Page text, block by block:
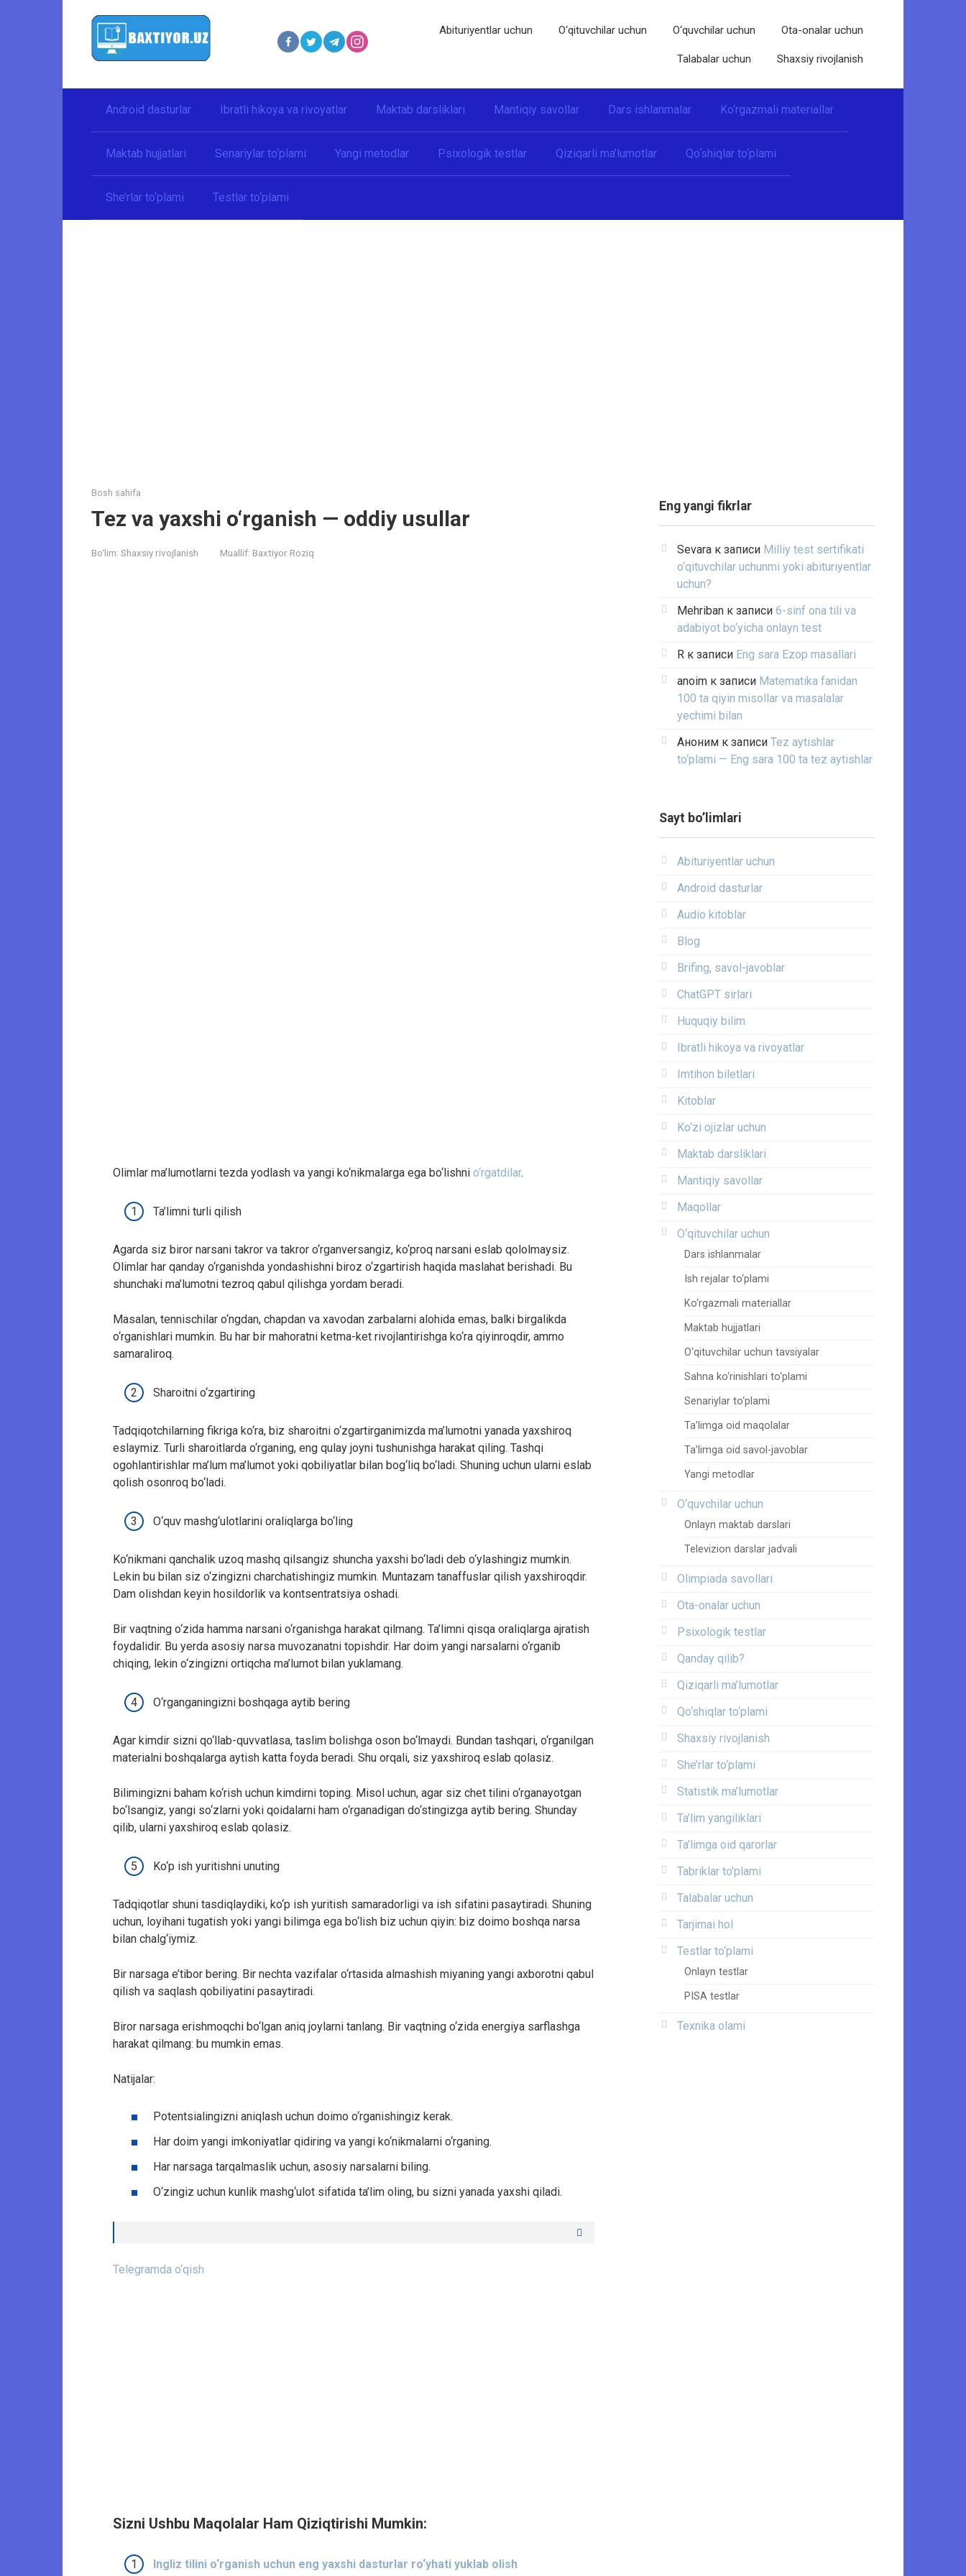
Abituriyentlar uchun O‘qituvchilar uchun O‘quvchilar uchun Ota-onalar uchun
Talabalar uchun Shaxsiy rivojlanish
Android dasturlar Ibratli hikoya va rivoyatlar Maktab darsliklari Mantiqiy savollar Dars ishlanmalar Ko‘rgazmali materiallar
Maktab hujjatlari Senariylar to‘plami Yangi metodlar Psixologik testlar Qiziqarli ma’lumotlar Qo‘shiqlar to‘plami
She’rlar to‘plami Testlar to‘plami
Bosh sahifa
Tez va yaxshi o‘rganish — oddiy usullar
Bo‘lim: Shaxsiy rivojlanish Muallif: Baxtiyor Roziq
Olimlar ma’lumotlarni tezda yodlash va yangi ko‘nikmalarga ega bo‘lishni o‘rgatdilar.
Ta’limni turli qilish
Agarda siz biror narsani takror va takror o‘rganversangiz, ko‘proq narsani eslab qololmaysiz.
Olimlar har qanday o‘rganishda yondashishni biroz o‘zgartirish haqida maslahat berishadi. Bu
shunchaki ma’lumotni tezroq qabul qilishga yordam beradi.
Masalan, tennischilar o‘ngdan, chapdan va xavodan zarbalarni alohida emas, balki birgalikda
o‘rganishlari mumkin. Bu har bir mahoratni ketma-ket rivojlantirishga ko‘ra qiyinroqdir, ammo
samaraliroq.
Sharoitni o‘zgartiring
Tadqiqotchilarning fikriga ko‘ra, biz sharoitni o‘zgartirganimizda ma’lumotni yanada yaxshiroq
eslaymiz. Turli sharoitlarda o‘rganing, eng qulay joyni tushunishga harakat qiling. Tashqi
ogohlantirishlar ma’lum ma’lumot yoki qobiliyatlar bilan bog‘liq bo‘ladi. Shuning uchun ularni eslab
qolish osonroq bo‘ladi.
O‘quv mashg‘ulotlarini oraliqlarga bo‘ling
Ko‘nikmani qanchalik uzoq mashq qilsangiz shuncha yaxshi bo‘ladi deb o‘ylashingiz mumkin.
Lekin bu bilan siz o‘zingizni charchatishingiz mumkin. Muntazam tanaffuslar qilish yaxshiroqdir.
Dam olishdan keyin hosildorlik va kontsentratsiya oshadi.
Bir vaqtning o‘zida hamma narsani o‘rganishga harakat qilmang. Ta’limni qisqa oraliqlarga ajratish
foydalidir. Bu yerda asosiy narsa muvozanatni topishdir. Har doim yangi narsalarni o‘rganib
chiqing, lekin o‘zingizni ortiqcha ma’lumot bilan yuklamang.
O‘rganganingizni boshqaga aytib bering
Agar kimdir sizni qo‘llab-quvvatlasa, taslim bolishga oson bo‘lmaydi. Bundan tashqari, o‘rganilgan
materialni boshqalarga aytish katta foyda beradi. Shu orqali, siz yaxshiroq eslab qolasiz.
Bilimingizni baham ko‘rish uchun kimdirni toping. Misol uchun, agar siz chet tilini o‘rganayotgan
bo‘lsangiz, yangi so‘zlarni yoki qoidalarni ham o‘rganadigan do‘stingizga aytib bering. Shunday
qilib, ularni yaxshiroq eslab qolasiz.
Ko‘p ish yuritishni unuting
Tadqiqotlar shuni tasdiqlaydiki, ko‘p ish yuritish samaradorligi va ish sifatini pasaytiradi. Shuning
uchun, loyihani tugatish yoki yangi bilimga ega bo‘lish biz uchun qiyin: biz doimo boshqa narsa
bilan chalg‘iymiz.
Bir narsaga e’tibor bering. Bir nechta vazifalar o‘rtasida almashish miyaning yangi axborotni qabul
qilish va saqlash qobiliyatini pasaytiradi.
Biror narsaga erishmoqchi bo‘lgan aniq joylarni tanlang. Bir vaqtning o‘zida energiya sarflashga
harakat qilmang: bu mumkin emas.
Natijalar:
Potentsialingizni aniqlash uchun doimo o‘rganishingiz kerak.
Har doim yangi imkoniyatlar qidiring va yangi ko‘nikmalarni o‘rganing.
Har narsaga tarqalmaslik uchun, asosiy narsalarni biling.
O‘zingiz uchun kunlik mashg‘ulot sifatida ta’lim oling, bu sizni yanada yaxshi qiladi.
Telegramda o‘qish
Sizni Ushbu Maqolalar Ham Qiziqtirishi Mumkin:
Ingliz tilini o‘rganish uchun eng yaxshi dasturlar ro‘yhati yuklab olish
Eng yangi fikrlar
Sevara к записи Milliy test sertifikati
o‘qituvchilar uchunmi yoki abituriyentlar
uchun?
Mehriban к записи 6-sinf ona tili va
adabiyot bo‘yicha onlayn test
R к записи Eng sara Ezop masallari
anoim к записи Matematika fanidan
100 ta qiyin misollar va masalalar
yechimi bilan
Аноним к записи Tez aytishlar
to‘plami — Eng sara 100 ta tez aytishlar
Sayt bo’limlari
Abituriyentlar uchun
Android dasturlar
Audio kitoblar
Blog
Brifing, savol-javoblar
ChatGPT sirlari
Huquqiy bilim
Ibratli hikoya va rivoyatlar
Imtihon biletlari
Kitoblar
Ko‘zi ojizlar uchun
Maktab darsliklari
Mantiqiy savollar
Maqollar
O‘qituvchilar uchun
Dars ishlanmalar
Ish rejalar to‘plami
Ko‘rgazmali materiallar
Maktab hujjatlari
O‘qituvchilar uchun tavsiyalar
Sahna ko‘rinishlari to‘plami
Senariylar to‘plami
Ta’limga oid maqolalar
Ta’limga oid savol-javoblar
Yangi metodlar
O‘quvchilar uchun
Onlayn maktab darslari
Televizion darslar jadvali
Olimpiada savollari
Ota-onalar uchun
Psixologik testlar
Qanday qilib?
Qiziqarli ma’lumotlar
Qo‘shiqlar to‘plami
Shaxsiy rivojlanish
She’rlar to‘plami
Statistik ma’lumotlar
Ta’lim yangiliklari
Ta’limga oid qarorlar
Tabriklar to'plami
Talabalar uchun
Tarjimai hol
Testlar to‘plami
Onlayn testlar
PISA testlar
Texnika olami